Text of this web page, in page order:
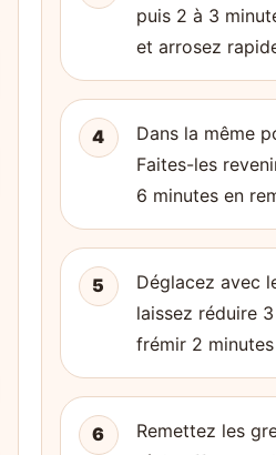
puis 2 à 3
et arrosez
4
Dans la même
Faites-les
6 minutes en
5
Déglacez avec
laissez réduire
frémir 2
6
Remettez les